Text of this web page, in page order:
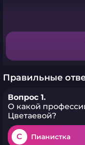
Правильные
Вопрос 1.
О какой
Цветаевой?
C Пианистка